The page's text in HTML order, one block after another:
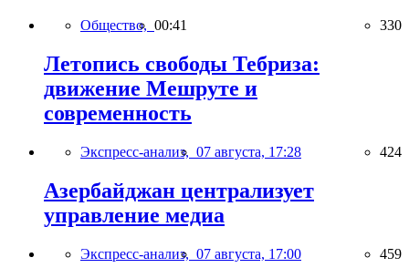
Общество, 00:41 330
Летопись свободы Тебриза:
движение Мешруте и
современность
Экспресс-анализ, 07 августа, 17:28 424
Азербайджан централизует
управление медиа
Экспресс-анализ, 07 августа, 17:00 459